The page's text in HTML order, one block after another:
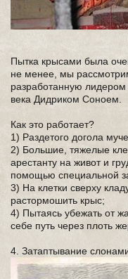
Пытка крысами была
не менее, мы
разработанную
века Дидриком Соноем.
Как это работает?
1) Раздетого догола
2) Большие, тяжелые
арестанту на живот и
помощью специальной
3) На клетки сверху
растормошить крыс;
4) Пытаясь убежать от
себе путь через плоть
4. Затаптывание